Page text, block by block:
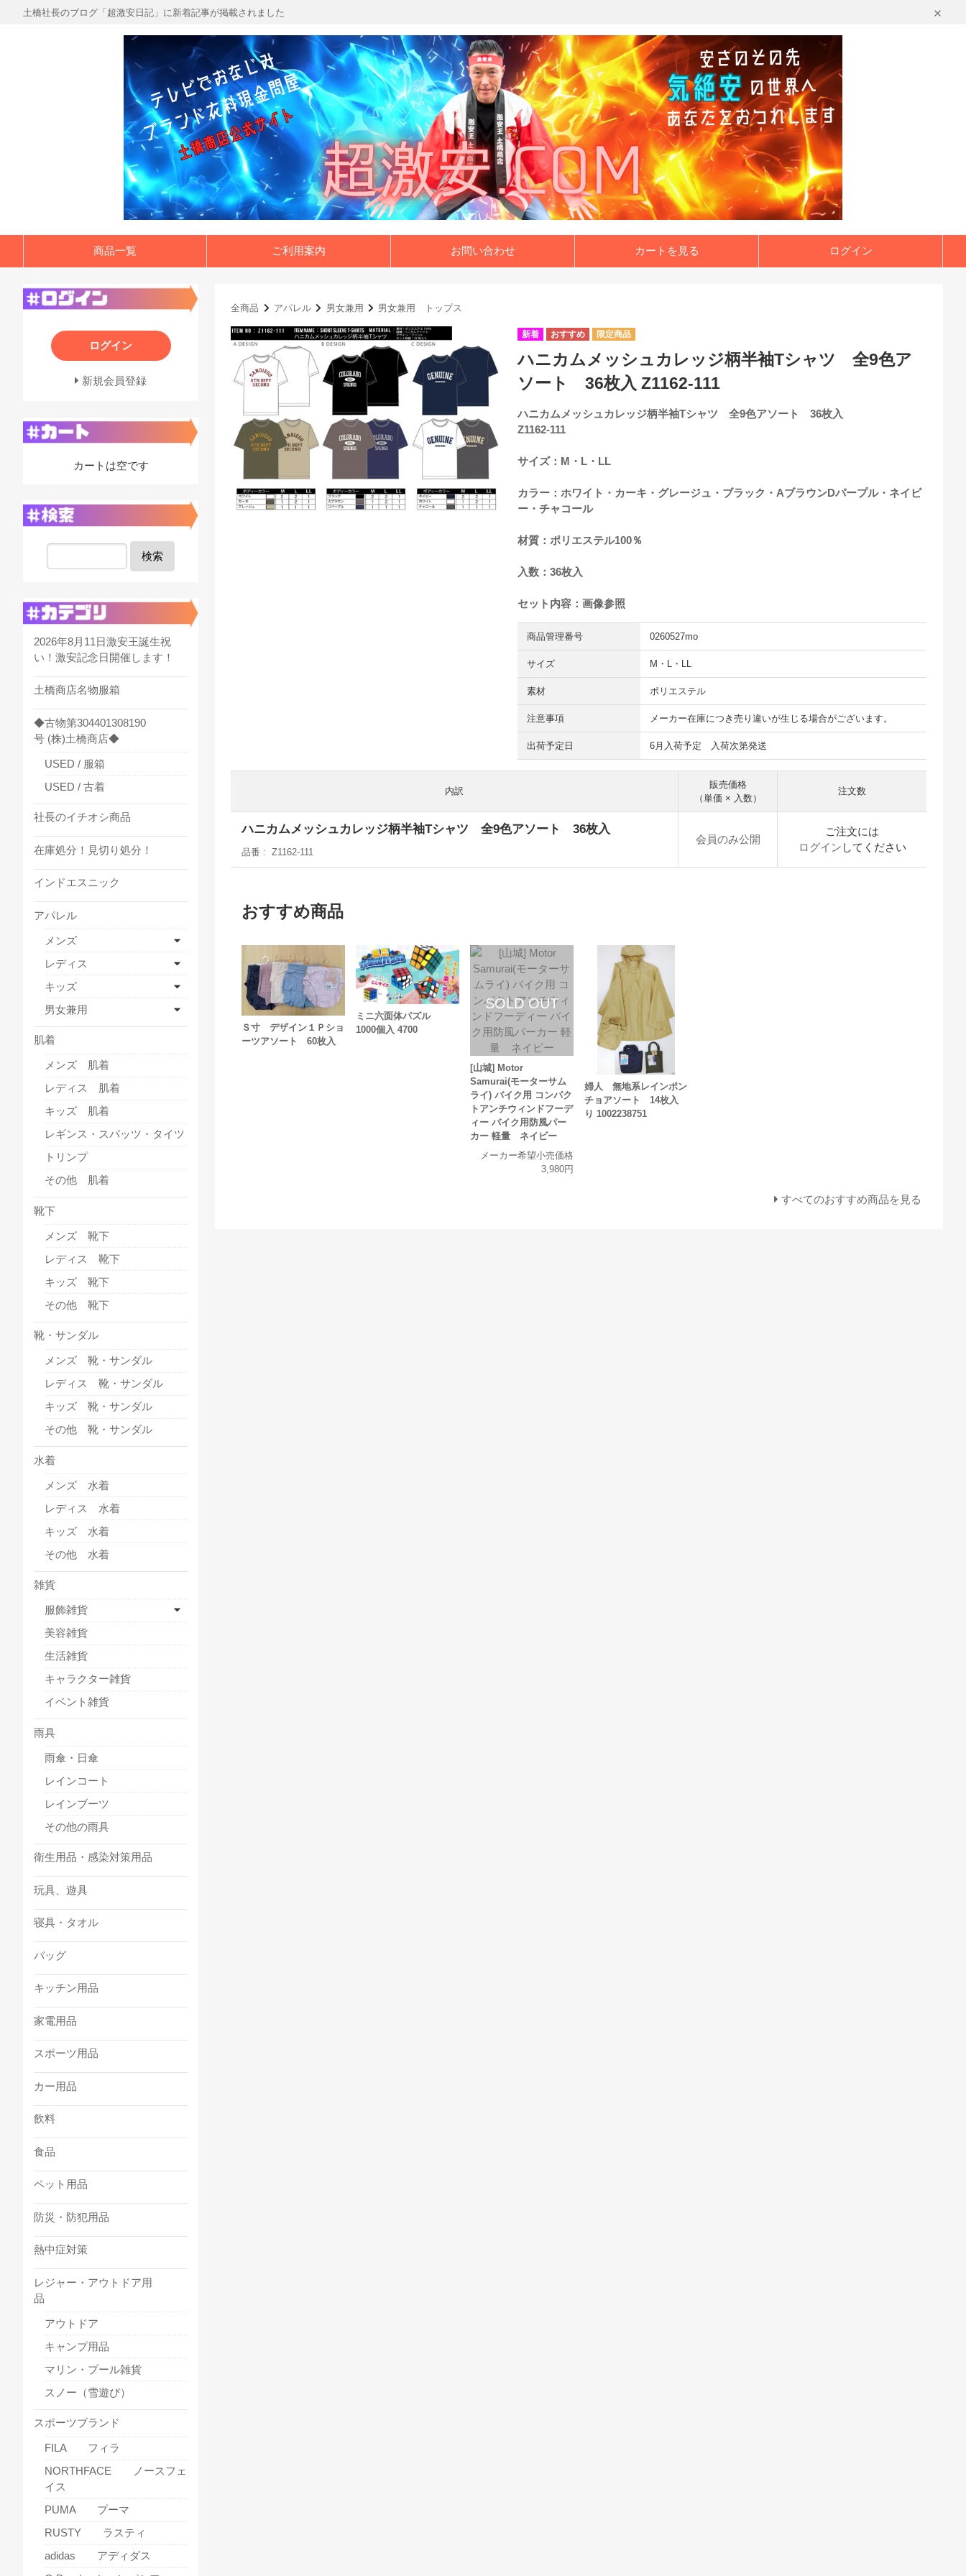
土橋社長のブログ「超激安日記」に新着記事が掲載されました
商品一覧 ご利用案内 お問い合わせ カートを見る ログイン
全商品 アパレル 男女兼用 男女兼用 トップス
ハニカムメッシュカレッジ柄半袖Tシャツ 全9色ア
ソート 36枚入 Z1162-111
ハニカムメッシュカレッジ柄半袖Tシャツ 全9色アソート 36枚入
Z1162-111
サイズ：M・L・LL
カラー：ホワイト・カーキ・グレージュ・ブラック・AブラウンDパープル・ネイビ
ー・チャコール
材質：ポリエステル100％
入数：36枚入
セット内容：画像参照
商品管理番号 0260527mo
サイズ M・L・LL
素材 ポリエステル
注意事項 メーカー在庫につき売り違いが生じる場合がございます。
出荷予定日 6月入荷予定 入荷次第発送
内訳
販売価格
（単価 × 入数）
注文数
ハニカムメッシュカレッジ柄半袖Tシャツ 全9色アソート 36枚入
品番 Z1162-111
会員のみ公開
ご注文には
ログイン してください
おすすめ商品
Ｓ寸 デザイン１Ｐショ
ーツアソート 60枚入
ミニ六面体パズル
1000個入 4700
[山城] Motor
Samurai(モーターサム
ライ) バイク用 コンパク
トアンチウィンドフーデ
ィー バイク用防風パー
カー 軽量 ネイビー
メーカー希望小売価格
3,980円
婦人 無地系レインポン
チョアソート 14枚入
り 1002238751
すべてのおすすめ商品を見る
ログイン
新規会員登録
カートは空です
検索
2026年8月11日激安王誕生祝
い！激安記念日開催します！
土橋商店名物服箱
◆古物第304401308190
号 (株)土橋商店◆
USED / 服箱
USED / 古着
社長のイチオシ商品
在庫処分！見切り処分！
インドエスニック
アパレル
メンズ
レディス
キッズ
男女兼用
肌着
メンズ 肌着
レディス 肌着
キッズ 肌着
レギンス・スパッツ・タイツ
トリンプ
その他 肌着
靴下
メンズ 靴下
レディス 靴下
キッズ 靴下
その他 靴下
靴・サンダル
メンズ 靴・サンダル
レディス 靴・サンダル
キッズ 靴・サンダル
その他 靴・サンダル
水着
メンズ 水着
レディス 水着
キッズ 水着
その他 水着
雑貨
服飾雑貨
美容雑貨
生活雑貨
キャラクター雑貨
イベント雑貨
雨具
雨傘・日傘
レインコート
レインブーツ
その他の雨具
衛生用品・感染対策用品
玩具、遊具
寝具・タオル
バッグ
キッチン用品
家電用品
スポーツ用品
カー用品
飲料
食品
ペット用品
防災・防犯用品
熱中症対策
レジャー・アウトドア用
品
アウトドア
キャンプ用品
マリン・プール雑貨
スノー（雪遊び）
スポーツブランド
FILA フィラ
NORTHFACE ノースフェ
イス
PUMA プーマ
RUSTY ラスティ
adidas アディダス